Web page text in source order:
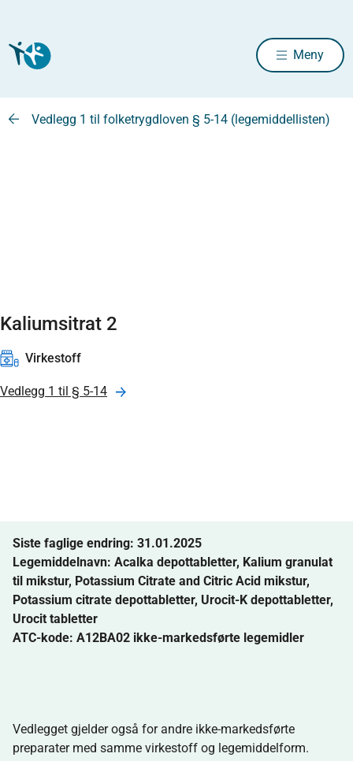
Meny
Vedlegg 1 til folketrygdloven § 5-14 (legemiddellisten)
Kaliumsitrat 2
Virkestoff
Vedlegg 1 til § 5-14
Siste faglige endring: 31.01.2025
Legemiddelnavn: Acalka depottabletter, Kalium granulat
til mikstur, Potassium Citrate and Citric Acid mikstur,
Potassium citrate depottabletter, Urocit-K depottabletter,
Urocit tabletter
ATC-kode: A12BA02 ikke-markedsførte legemidler
Vedlegget gjelder også for andre ikke-markedsførte
preparater med samme virkestoff og legemiddelform.